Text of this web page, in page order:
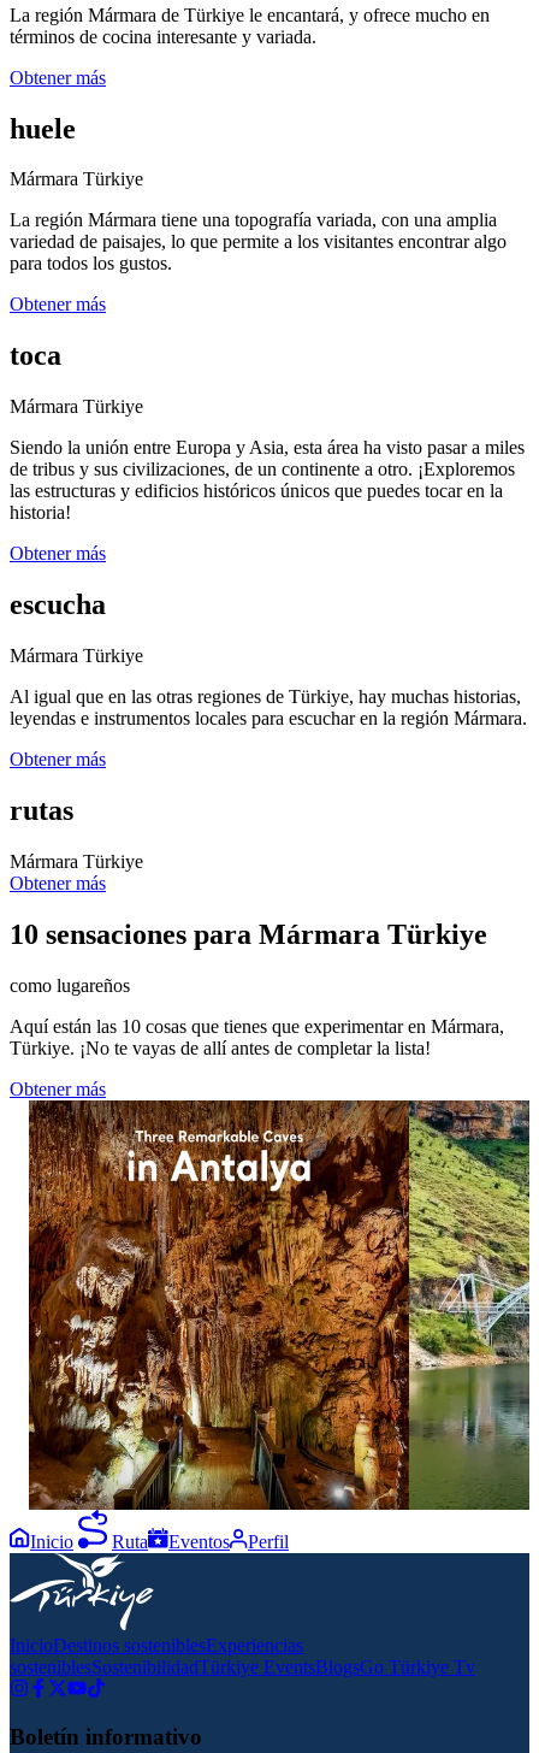
La región Mármara de Türkiye le encantará, y ofrece mucho en
términos de cocina interesante y variada.
Obtener más
huele
Mármara Türkiye
La región Mármara tiene una topografía variada, con una amplia
variedad de paisajes, lo que permite a los visitantes encontrar algo
para todos los gustos.
Obtener más
toca
Mármara Türkiye
Siendo la unión entre Europa y Asia, esta área ha visto pasar a miles
de tribus y sus civilizaciones, de un continente a otro. ¡Exploremos
las estructuras y edificios históricos únicos que puedes tocar en la
historia!
Obtener más
escucha
Mármara Türkiye
Al igual que en las otras regiones de Türkiye, hay muchas historias,
leyendas e instrumentos locales para escuchar en la región Mármara.
Obtener más
rutas
Mármara Türkiye
Obtener más
10 sensaciones para Mármara Türkiye
como lugareños
Aquí están las 10 cosas que tienes que experimentar en Mármara,
Türkiye. ¡No te vayas de allí antes de completar la lista!
Obtener más
1113
12
Three caves, three distinctive worlds beneath
Antalya. ✨ Explore Damlataş Cave, Karain
Cave and Dim Cave, where remarkable rock
formations and dramatic chambers reveal
another side of the Turkish Riviera. Add these
three underground stops to your Antalya
itinerary. Click the link in bio for more and
follow goantalya #GoTürkiye #GoAntalya
#Antalya #TurkishRiviera #EastMediterranean
1574
20
A striking view
Eğil. 🌉
Bridge offers a
Diyarbakır’s
in bio for more
#GoTürkiye
Inicio Ruta Eventos Perfil
InicioDestinos sosteniblesExperiencias
sosteniblesSostenibilidadTürkiye EventsBlogsGo Türkiye Tv
Boletín informativo